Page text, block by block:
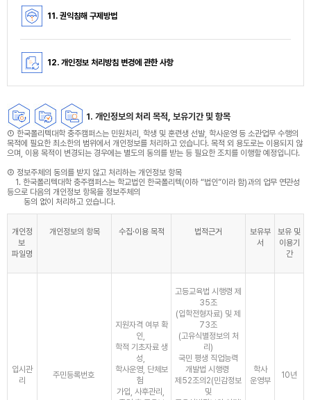
11. 권익침해 구제방법
12. 개인정보 처리방침 변경에 관한 사항
1. 개인정보의 처리 목적, 보유기간 및 항목
① 한국폴리텍대학 충주캠퍼스는 민원처리, 학생 및 훈련생 선발, 학사운영 등 소관업무 수행의
목적에 필요한 최소한의 범위에서 개인정보를 처리하고 있습니다. 목적 외 용도로는 이용되지 않
으며, 이용 목적이 변경되는 경우에는 별도의 동의를 받는 등 필요한 조치를 이행할 예정입니다.
② 정보주체의 동의를 받지 않고 처리하는 개인정보 항목
1. 한국폴리텍대학 충주캠퍼스는 학교법인 한국폴리텍(이하 “법인”이라 함)과의 업무 연관성
등으로 다음의 개인정보 항목을 정보주체의
동의 없이 처리하고 있습니다.
개인정
보
파일명
개인정보의 항목 수집·이용 목적 법적근거
보유부
서
보유 및
이용기
간
입시관
리
주민등록번호
지원자격 여부 확
인,
학적 기초자료 생
성,
학사운영, 단체보
험
가입, 사후관리,
고등교육법 시행령 제
35조
(입학전형자료) 및 제
73조
(고유식별정보의 처
리)
국민 평생 직업능력
개발법 시행령
제52조의2(민감정보
및
학사
운영부
10년